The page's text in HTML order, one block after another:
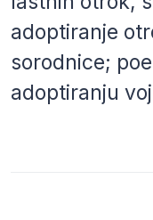
adoptiranje
sorodnice;
adoptiranju